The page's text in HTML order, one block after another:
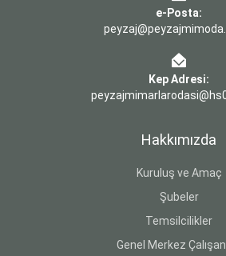
e-Posta:
Kep Adresi:
Hakkımızda
Kuruluş ve Amaç
Şubeler
Temsilcilikler
Genel Merkez